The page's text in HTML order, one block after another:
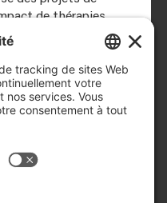
de thérapies
pratiques
ou
au cerveau ou à la
du système
de chercheurs,
et en